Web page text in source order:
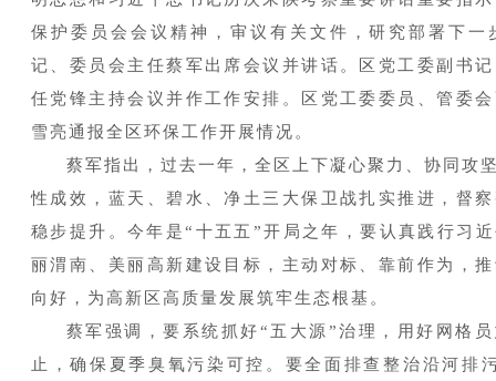
保护委员会会议精神，审议有关文件，研究部署下一
记、委员会主任蔡军出席会议并讲话。区党工委副书
任党锋主持会议并作工作安排。区党工委委员、管委
雪亮通报全区环保工作开展情况。
蔡军指出，过去一年，全区上下凝心聚力、协同攻
性成效，蓝天、碧水、净土三大保卫战扎实推进，督
稳步提升。今年是“十五五”开局之年，要认真践行习
丽渭南、美丽高新建设目标，主动对标、靠前作为，
向好，为高新区高质量发展筑牢生态根基。
蔡军强调，要系统抓好“五大源”治理，用好网格
止，确保夏季臭氧污染可控。要全面排查整治沿河排